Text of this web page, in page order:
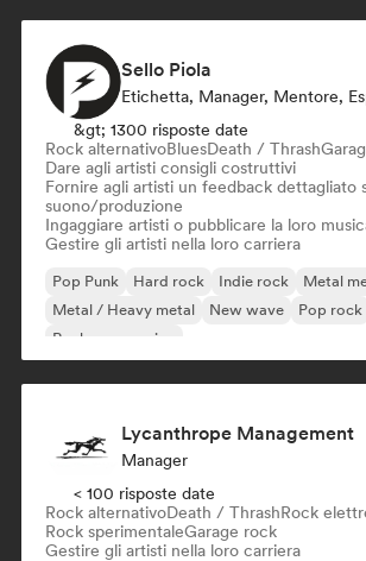
Sello Piola
&gt; 1300 risposte date
Rock alternativoBluesDeath / Thrash
Dare agli artisti consigli costruttivi
Fornire agli artisti un feedback dettagliato
suono/produzione
Ingaggiare artisti o pubblicare la loro
Gestire gli artisti nella loro carriera
Pop Punk Hard rock Indie rock
Metal
Metal / Heavy metal
New wave
Pop rock
Rock progressivo
Lycanthrope Management
Manager
< 100 risposte date
Rock alternativoDeath / ThrashRock
Rock sperimentaleGarage rock
Gestire gli artisti nella loro carriera